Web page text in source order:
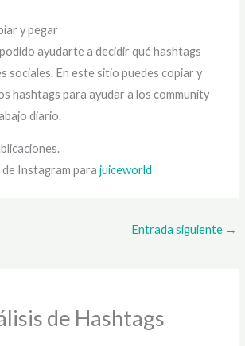
y pegar
ayudarte a decidir qué hashtags
sociales. En este sitio puedes copiar y
hashtags para ayudar a los community
diario.
Instagram parajuiceworld
Entrada siguiente →
de Hashtags